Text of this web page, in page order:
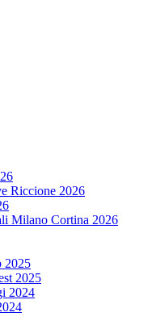
Riccione 2026
Milano Cortina 2026
2025
2025
2024